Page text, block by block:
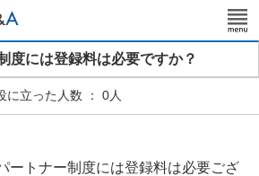
度には登録料は必要ですか？
に立った人数 ： 0人
ートナー制度には登録料は必要ござ